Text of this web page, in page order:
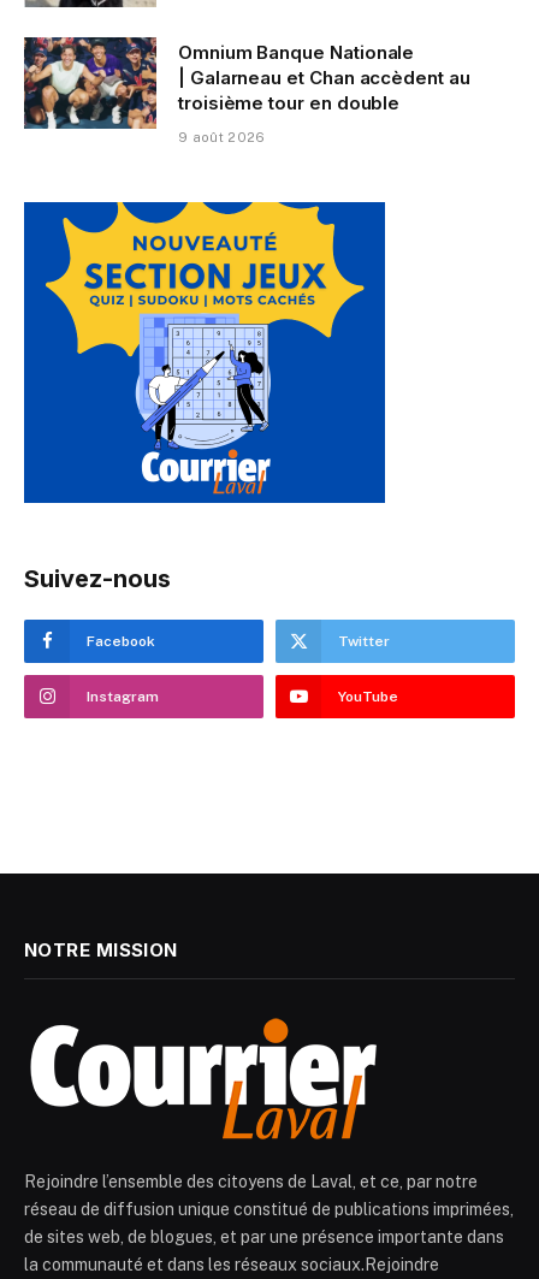
Omnium Banque Nationale
| Galarneau et Chan accèdent au
troisième tour en double
9 août 2026
Suivez-nous
Facebook Twitter
Instagram YouTube
NOTRE MISSION
Rejoindre l’ensemble des citoyens de Laval, et ce, par notre
réseau de diffusion unique constitué de publications imprimées,
de sites web, de blogues, et par une présence importante dans
la communauté et dans les réseaux sociaux.Rejoindre